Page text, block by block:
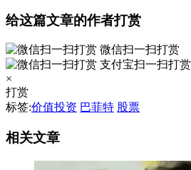
给这篇文章的作者打赏
微信扫一扫打赏
支付宝扫一扫打赏
×
打赏
标签:价值投资 巴菲特 股票
相关文章